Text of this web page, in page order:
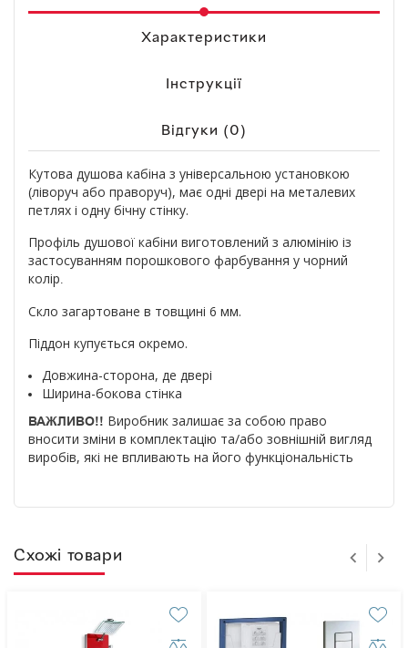
Характеристики
Інструкції
Відгуки (0)
Кутова душова кабіна з універсальною установкою
(ліворуч або праворуч), має одні двері на металевих
петлях і одну бічну стінку.
Профіль душової кабіни виготовлений з алюмінію із
застосуванням порошкового фарбування у чорний
колір.
Скло загартоване в товщині 6 мм.
Піддон купується окремо.
Довжина-сторона, де двері
Ширина-бокова стінка
ВАЖЛИВО!! Виробник залишає за собою право
вносити зміни в комплектацію та/або зовнішній вигляд
виробів, які не впливають на його функціональність
Схожі товари